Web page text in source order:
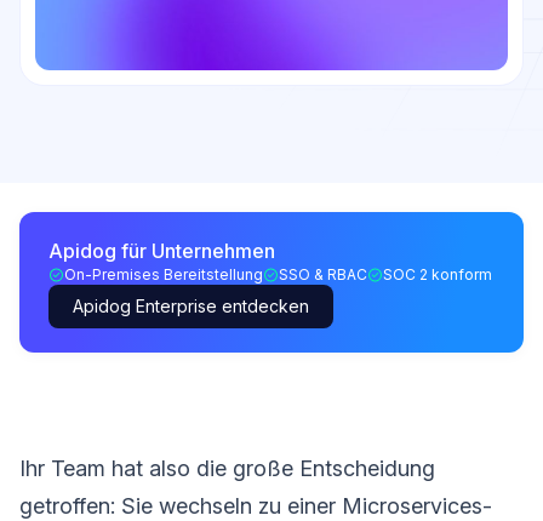
Apidog für Unternehmen
On-Premises Bereitstellung SSO & RBAC SOC 2 konform
Apidog Enterprise entdecken
Ihr Team hat also die große Entscheidung
getroffen: Sie wechseln zu einer Microservices-